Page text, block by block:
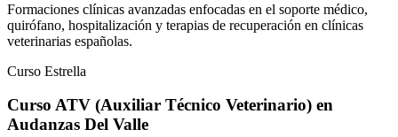
Formaciones clínicas avanzadas enfocadas en el soporte médico,
quirófano, hospitalización y terapias de recuperación en clínicas
veterinarias españolas.
Curso Estrella
Curso ATV (Auxiliar Técnico Veterinario) en
Audanzas Del Valle